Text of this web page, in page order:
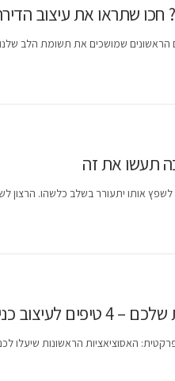
חכו שתראו את עיצוב
שמושכים את תשומת הלב
תעשו את זה
אותו יתעורר בשלב כלשהו. הרצון
מרשימה במיוחד
האסוציאציות הראשונות שיעלו לכם